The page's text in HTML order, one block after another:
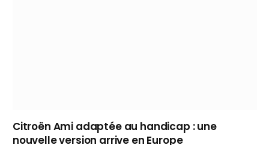
Citroën Ami adaptée au handicap : une
nouvelle version arrive en Europe